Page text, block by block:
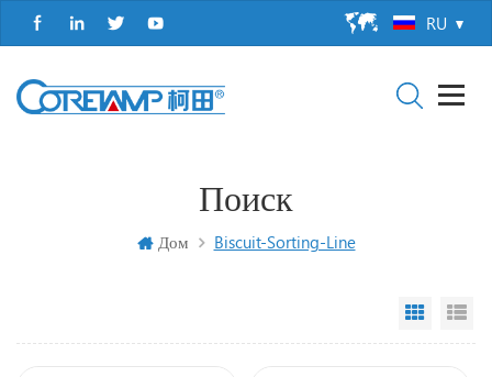
RU
Поиск
Дом Biscuit-Sorting-Line
Grid